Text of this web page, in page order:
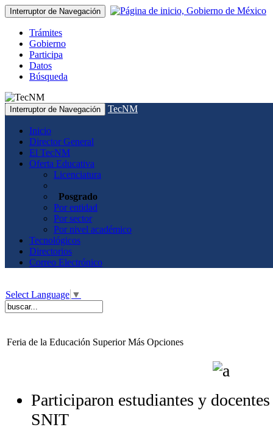
Interruptor de Navegación
Trámites
Gobierno
Participa
Datos
Búsqueda
Interruptor de Navegación TecNM
Inicio
Director General
El TecNM
Oferta Educativa
Licenciatura
Posgrado
Por entidad
Por sector
Por nivel académico
Tecnológicos
Directorios
Correo Electrónico
Select Language ▼
Feria de la Educación Superior Más Opciones
Participaron estudiantes y
SNIT